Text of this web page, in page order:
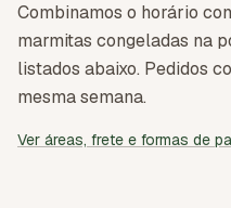
Combinamos o horário
marmitas congeladas na
listados abaixo. Pedidos
mesma semana.
Ver áreas, frete e formas de